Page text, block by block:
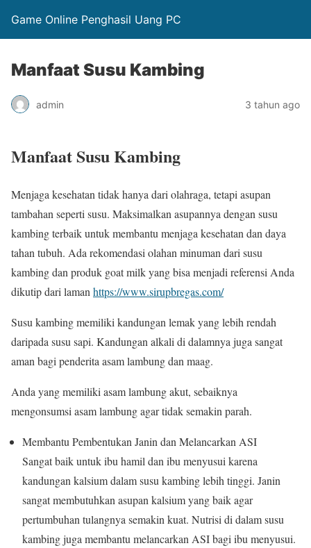
Game Online Penghasil Uang PC
Manfaat Susu Kambing
admin 3 tahun ago
Manfaat Susu Kambing
Menjaga kesehatan tidak hanya dari olahraga, tetapi asupan
tambahan seperti susu. Maksimalkan asupannya dengan susu
kambing terbaik untuk membantu menjaga kesehatan dan daya
tahan tubuh. Ada rekomendasi olahan minuman dari susu
kambing dan produk goat milk yang bisa menjadi referensi Anda
dikutip dari laman https://www.sirupbregas.com/
Susu kambing memiliki kandungan lemak yang lebih rendah
daripada susu sapi. Kandungan alkali di dalamnya juga sangat
aman bagi penderita asam lambung dan maag.
Anda yang memiliki asam lambung akut, sebaiknya
mengonsumsi asam lambung agar tidak semakin parah.
Membantu Pembentukan Janin dan Melancarkan ASI
Sangat baik untuk ibu hamil dan ibu menyusui karena
kandungan kalsium dalam susu kambing lebih tinggi. Janin
sangat membutuhkan asupan kalsium yang baik agar
pertumbuhan tulangnya semakin kuat. Nutrisi di dalam susu
kambing juga membantu melancarkan ASI bagi ibu menyusui.